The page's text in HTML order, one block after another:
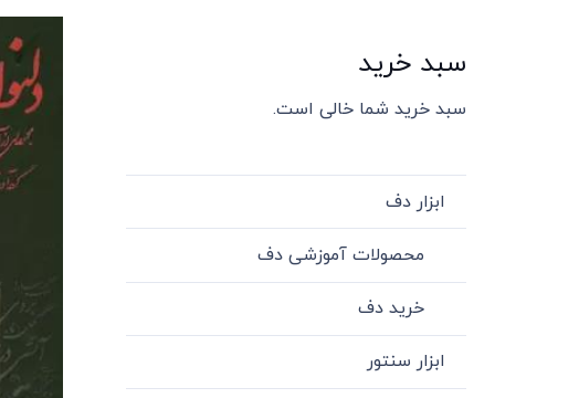
سبد خرید
سبد خرید شما خالی است.
ابزار دف
محصولات آموزشی دف
خرید دف
ابزار سنتور